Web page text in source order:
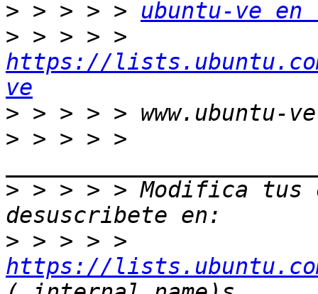
> > > > > ubuntu-ve
>
https://
ve
>
> > > > >
> > > > > Modifica tus
>
https://